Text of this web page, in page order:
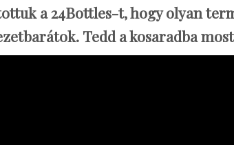
a 24Bottles-t, hogy olyan
Tedd a kosaradba